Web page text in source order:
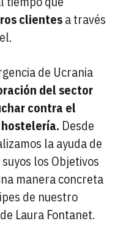
clientesa través
de Ucrania
del sector
contra el
hostelería. Desde
la ayuda de
los Objetivos
manera concreta
de nuestro
Laura Fontanet.